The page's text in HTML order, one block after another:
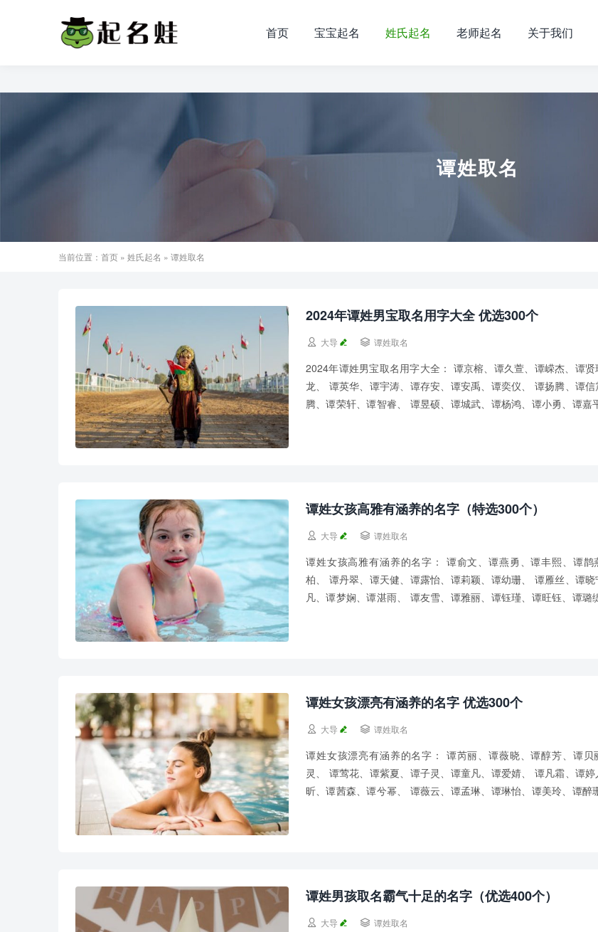
首页 宝宝起名 姓氏起名 老师起名 关于我们
谭姓取名
当前位置： 首页 » 姓氏起名 » 谭姓取名
2024年谭姓男宝取名用字大全 优选300个
 大导  谭姓取名
2024年谭姓男宝取名用字大全： 谭京榕、谭久萱、谭嵘杰、谭贤
龙、 谭英华、谭宇涛、谭存安、谭安禹、谭奕仪、 谭扬腾、谭
腾、谭荣轩、谭智睿、 谭昱硕、谭城武、谭杨鸿、谭小勇、谭嘉
谭姓女孩高雅有涵养的名字（特选300个）
 大导  谭姓取名
谭姓女孩高雅有涵养的名字： 谭俞文、谭燕勇、谭丰熙、谭鹊
柏、 谭丹翠、谭天健、谭露怡、谭莉颖、谭幼珊、 谭雁丝、谭
凡、谭梦娴、谭湛雨、 谭友雪、谭雅丽、谭钰瑾、谭旺钰、谭璐
谭姓女孩漂亮有涵养的名字 优选300个
 大导  谭姓取名
谭姓女孩漂亮有涵养的名字： 谭芮丽、谭薇晓、谭醇芳、谭贝
灵、 谭莺花、谭紫夏、谭子灵、谭童凡、谭爱婧、 谭凡霜、谭
昕、谭茜森、谭兮幂、 谭薇云、谭孟琳、谭琳怡、谭美玲、谭醉
谭姓男孩取名霸气十足的名字（优选400个）
 大导  谭姓取名